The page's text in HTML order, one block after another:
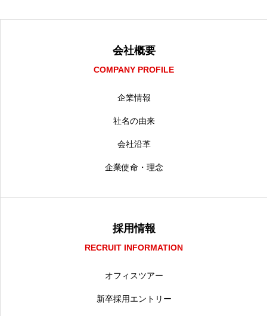
会社概要
COMPANY PROFILE
企業情報
社名の由来
会社沿革
企業使命・理念
採用情報
RECRUIT INFORMATION
オフィスツアー
新卒採用エントリー